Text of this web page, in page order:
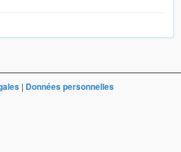
| Données personnelles